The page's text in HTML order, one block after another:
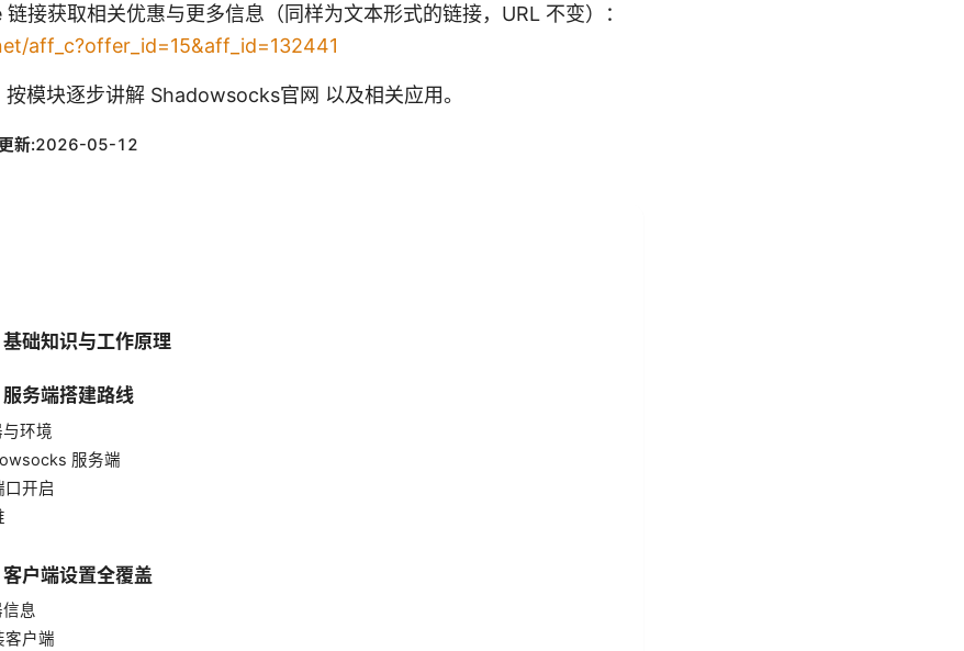
接获取相关优惠与更多信息（同样为文本形式的链接，URL 不变）：
aff_c?offer_id=15&aff_id=132441
模块逐步讲解 Shadowsocks官网 以及相关应用。
新:2026-05-12
础知识与工作原理
务端搭建路线
环境
服务端
口开启
户端设置全覆盖
息
客户端